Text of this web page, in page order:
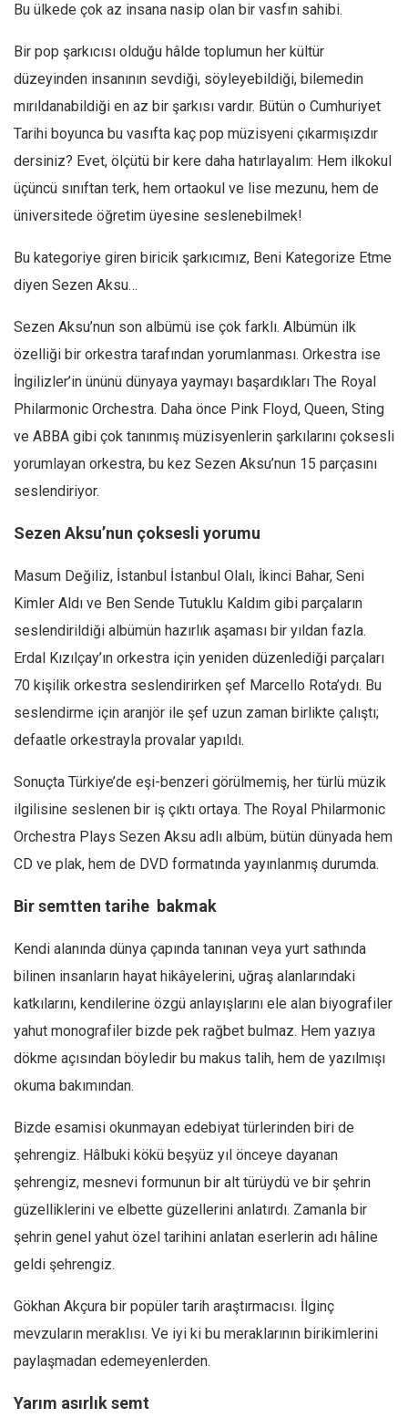
Bu ülkede çok az insana nasip olan bir vasfın sahibi.
Bir pop şarkıcısı olduğu hâlde toplumun her kültür
düzeyinden insanının sevdiği, söyleyebildiği, bilemedin
mırıldanabildiği en az bir şarkısı vardır. Bütün o Cumhuriyet
Tarihi boyunca bu vasıfta kaç pop müzisyeni çıkarmışızdır
dersiniz? Evet, ölçütü bir kere daha hatırlayalım: Hem ilkokul
üçüncü sınıftan terk, hem ortaokul ve lise mezunu, hem de
üniversitede öğretim üyesine seslenebilmek!
Bu kategoriye giren biricik şarkıcımız, Beni Kategorize Etme
diyen Sezen Aksu…
Sezen Aksu’nun son albümü ise çok farklı. Albümün ilk
özelliği bir orkestra tarafından yorumlanması. Orkestra ise
İngilizler’in ününü dünyaya yaymayı başardıkları The Royal
Philarmonic Orchestra. Daha önce Pink Floyd, Queen, Sting
ve ABBA gibi çok tanınmış müzisyenlerin şarkılarını çoksesli
yorumlayan orkestra, bu kez Sezen Aksu’nun 15 parçasını
seslendiriyor.
Sezen Aksu’nun çoksesli yorumu
Masum Değiliz, İstanbul İstanbul Olalı, İkinci Bahar, Seni
Kimler Aldı ve Ben Sende Tutuklu Kaldım gibi parçaların
seslendirildiği albümün hazırlık aşaması bir yıldan fazla.
Erdal Kızılçay’ın orkestra için yeniden düzenlediği parçaları
70 kişilik orkestra seslendirirken şef Marcello Rota’ydı. Bu
seslendirme için aranjör ile şef uzun zaman birlikte çalıştı;
defaatle orkestrayla provalar yapıldı.
Sonuçta Türkiye’de eşi-benzeri görülmemiş, her türlü müzik
ilgilisine seslenen bir iş çıktı ortaya. The Royal Philarmonic
Orchestra Plays Sezen Aksu adlı albüm, bütün dünyada hem
CD ve plak, hem de DVD formatında yayınlanmış durumda.
Bir semtten tarihe bakmak
Kendi alanında dünya çapında tanınan veya yurt sathında
bilinen insanların hayat hikâyelerini, uğraş alanlarındaki
katkılarını, kendilerine özgü anlayışlarını ele alan biyografiler
yahut monografiler bizde pek rağbet bulmaz. Hem yazıya
dökme açısından böyledir bu makus talih, hem de yazılmışı
okuma bakımından.
Bizde esamisi okunmayan edebiyat türlerinden biri de
şehrengiz. Hâlbuki kökü beşyüz yıl önceye dayanan
şehrengiz, mesnevi formunun bir alt türüydü ve bir şehrin
güzelliklerini ve elbette güzellerini anlatırdı. Zamanla bir
şehrin genel yahut özel tarihini anlatan eserlerin adı hâline
geldi şehrengiz.
Gökhan Akçura bir popüler tarih araştırmacısı. İlginç
mevzuların meraklısı. Ve iyi ki bu meraklarının birikimlerini
paylaşmadan edemeyenlerden.
Yarım asırlık semt